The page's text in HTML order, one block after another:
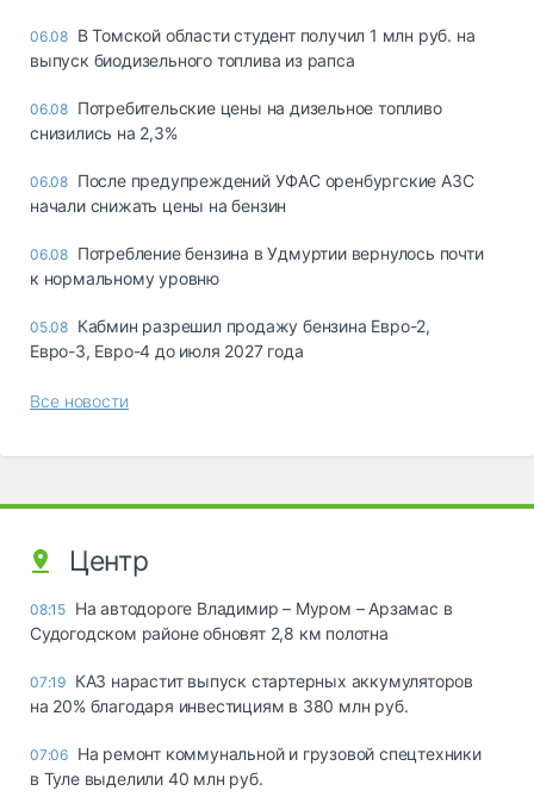
06.08 В Томской области студент получил 1 млн руб. на
выпуск биодизельного топлива из рапса
06.08 Потребительские цены на дизельное топливо
снизились на 2,3%
06.08 После предупреждений УФАС оренбургские АЗС
начали снижать цены на бензин
06.08 Потребление бензина в Удмуртии вернулось почти
к нормальному уровню
05.08 Кабмин разрешил продажу бензина Евро-2,
Евро-3, Евро-4 до июля 2027 года
Все новости
Центр
08:15 На автодороге Владимир – Муром – Арзамас в
Судогодском районе обновят 2,8 км полотна
07:19 КАЗ нарастит выпуск стартерных аккумуляторов
на 20% благодаря инвестициям в 380 млн руб.
07:06 На ремонт коммунальной и грузовой спецтехники
в Туле выделили 40 млн руб.